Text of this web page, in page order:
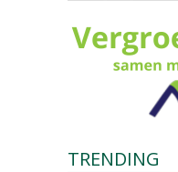
TRENDING